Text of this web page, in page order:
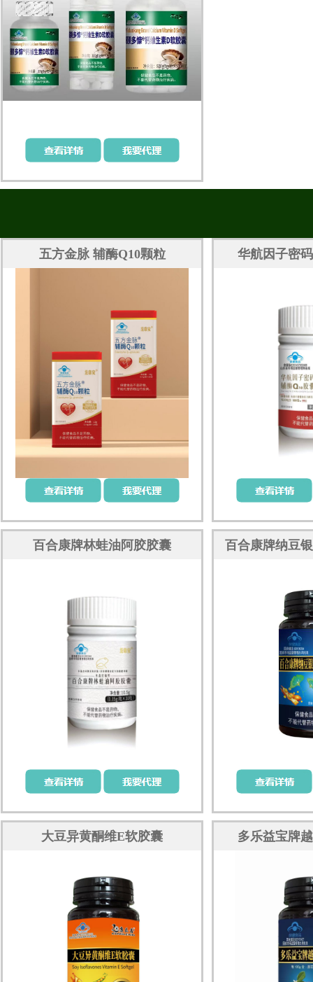
五方金脉 辅酶Q10颗粒 华航因子密
百合康牌林蛙油阿胶胶囊 百合康牌纳豆
大豆异黄酮维E软胶囊 多乐益宝牌